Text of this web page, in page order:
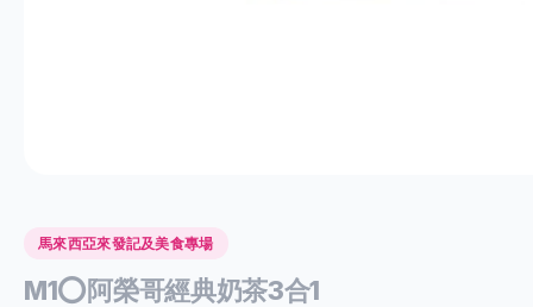
馬來西亞來發記及美食專場
M1⭕️阿榮哥經典奶茶3合1